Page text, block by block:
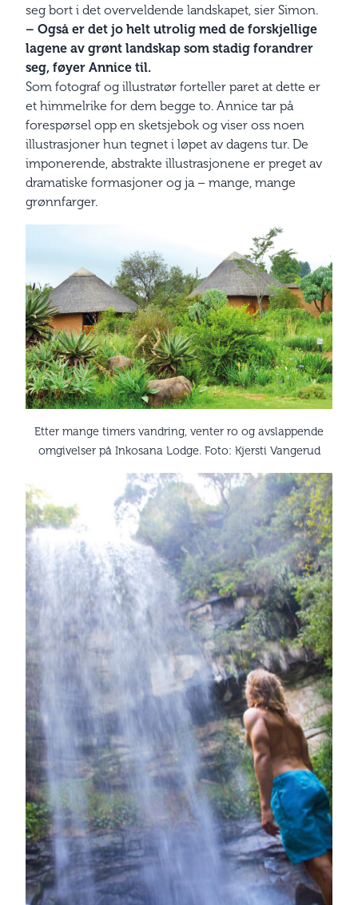
seg bort i det overveldende landskapet, sier Simon.
– Også er det jo helt utrolig med de forskjellige
lagene av grønt landskap som stadig forandrer
seg, føyer Annice til.
Som fotograf og illustratør forteller paret at dette er
et himmelrike for dem begge to. Annice tar på
forespørsel opp en sketsjebok og viser oss noen
illustrasjoner hun tegnet i løpet av dagens tur. De
imponerende, abstrakte illustrasjonene er preget av
dramatiske formasjoner og ja – mange, mange
grønnfarger.
Etter mange timers vandring, venter ro og avslappende
omgivelser på Inkosana Lodge. Foto: Kjersti Vangerud